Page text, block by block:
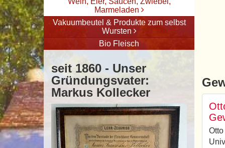
Marmeladen
Vakuumbeutel & Produkte zum selbst
Wursten
Bio Fleisch
seit 1860 - Unser
Gründungsvater:
Markus Kollecker